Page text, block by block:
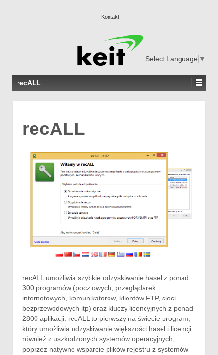
Kontakt
Select Language ▼
recALL
recALL
recALL umożliwia szybkie odzyskiwanie haseł z ponad
300 programów (pocztowych, przeglądarek
internetowych, komunikatorów, klientów FTP, sieci
bezprzewodowych itp) oraz kluczy licencyjnych z ponad
2800 aplikacji. recALLto pierwszy na świecie program,
który umożliwia odzyskiwanie większości haseł i licencji
również z uszkodzonych systemów operacyjnych,
poprzez natywne wsparcie plików rejestru z systemów